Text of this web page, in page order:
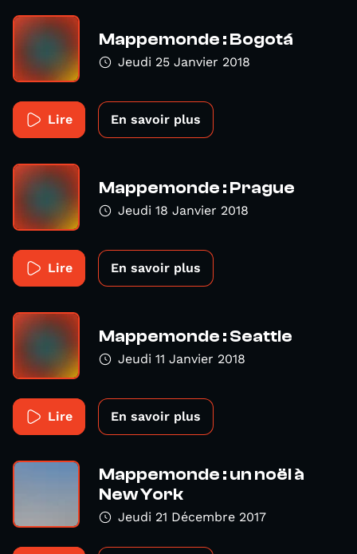
Mappemonde : Bogotá
Jeudi 25 Janvier 2018
Lire En savoir plus
Mappemonde : Prague
Jeudi 18 Janvier 2018
Lire En savoir plus
Mappemonde : Seattle
Jeudi 11 Janvier 2018
Lire En savoir plus
Mappemonde : un noël à
New York
Jeudi 21 Décembre 2017